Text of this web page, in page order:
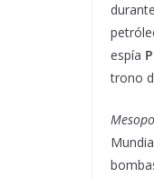
espía
trono